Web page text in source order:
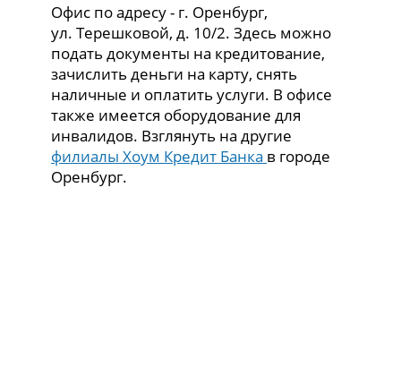
Офис по адресу - г. Оренбург,
ул. Терешковой, д. 10/2. Здесь можно
подать документы на кредитование,
зачислить деньги на карту, снять
наличные и оплатить услуги. В офисе
также имеется оборудование для
инвалидов. Взглянуть на другие
филиалы Хоум Кредит Банка в городе
Оренбург.